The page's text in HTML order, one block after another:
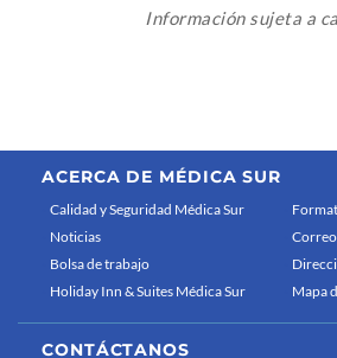
Información sujeta a
ACERCA DE MÉDICA SUR
Calidad y Seguridad Médica Sur
Noticias
Bolsa de trabajo
Holiday Inn & Suites Médica Sur
Mapa
CONTÁCTANOS